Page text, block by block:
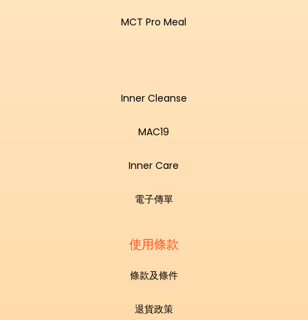
MCT Pro Meal
Inner Cleanse
MAC19
Inner Care
電子傳單
使用條款
條款及條件
退貨政策